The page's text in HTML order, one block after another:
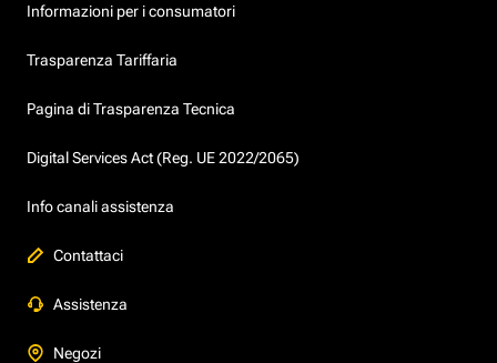
Informazioni per i consumatori
Trasparenza Tariffaria
Pagina di Trasparenza Tecnica
Digital Services Act (Reg. UE 2022/2065)
Info canali assistenza
Contattaci
Assistenza
Negozi